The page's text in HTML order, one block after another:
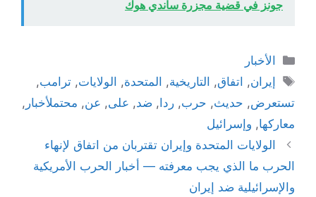
جونز في قضية مجزرة ساندي هوك
التصنيفات
الأخبار
الوسوم
إيران, اتفاق, التاريخية, المتحدة, الولايات,ترامب,
تستعرض, حديث, حرب, ردا, ضد, على, عن, محتملأخبار ,
معاركها, وإسرائيل
الولايات المتحدة وإيران تقتربان من اتفاق لإنهاء
الحرب ما الذي يجب معرفته — أخبار الحرب الأمريكية
والإسرائيلية ضد إيران